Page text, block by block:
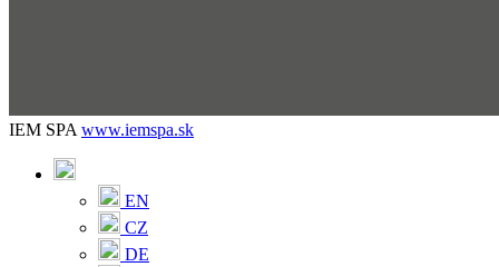
IEM SPA www.iemspa.sk
EN
CZ
DE